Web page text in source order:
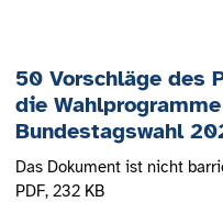
50 Vorschläge des
die
Bundestagswahl
Das Dokument ist nicht
PDF, 232 KB